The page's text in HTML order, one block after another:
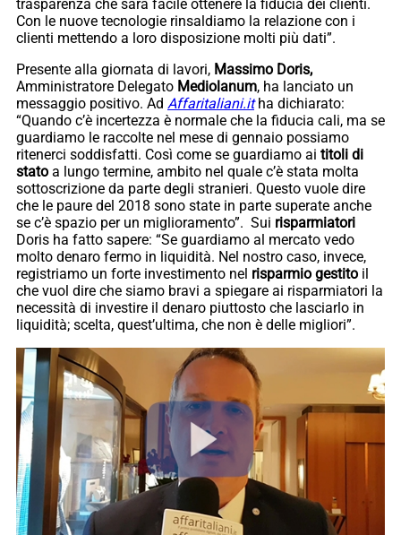
trasparenza che sarà facile ottenere la fiducia dei clienti.
Con le nuove tecnologie rinsaldiamo la relazione con i
clienti mettendo a loro disposizione molti più dati”.
Presente alla giornata di lavori, Massimo Doris,
Amministratore Delegato Mediolanum, ha lanciato un
messaggio positivo. Ad Affaritaliani.itha dichiarato:
“Quando c’è incertezza è normale che la fiducia cali, ma se
guardiamo le raccolte nel mese di gennaio possiamo
ritenerci soddisfatti. Così come se guardiamo ai titoli di
stato a lungo termine, ambito nel quale c’è stata molta
sottoscrizione da parte degli stranieri. Questo vuole dire
che le paure del 2018 sono state in parte superate anche
se c’è spazio per un miglioramento”. Sui risparmiatori
Doris ha fatto sapere: “Se guardiamo al mercato vedo
molto denaro fermo in liquidità. Nel nostro caso, invece,
registriamo un forte investimento nel risparmio gestito il
che vuol dire che siamo bravi a spiegare ai risparmiatori la
necessità di investire il denaro piuttosto che lasciarlo in
liquidità; scelta, quest’ultima, che non è delle migliori”.